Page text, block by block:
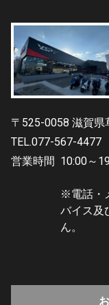
〒525-0058 滋賀県
TEL.077-567-4477
営業時間 10:00～
※電話・
バイス及
ん。